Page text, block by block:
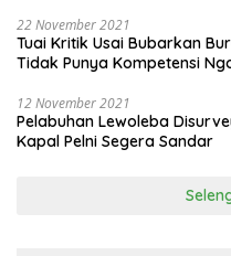
22 November 2021
Tuai Kritik Usai Bubarkan
Tidak Punya Kompetensi
12 November 2021
Pelabuhan Lewoleba
Kapal Pelni Segera Sandar